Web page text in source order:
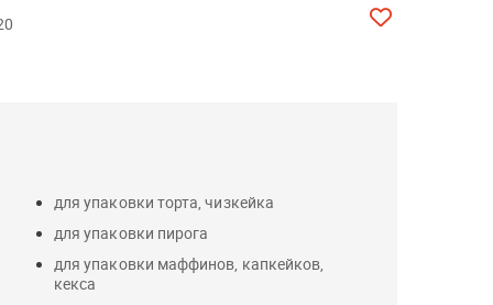
для упаковки торта, чизкейка
для упаковки пирога
для упаковки маффинов, капкейков,
кекса